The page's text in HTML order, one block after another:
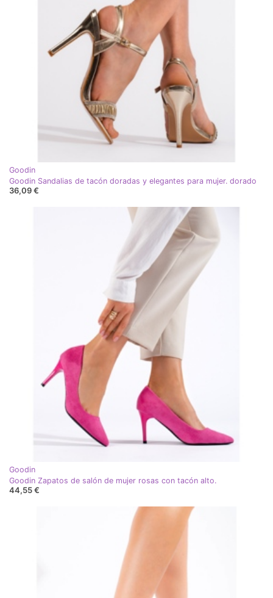
Goodin
Goodin Sandalias de tacón doradas y elegantes para mujer. dorado
36,09 €
Goodin
Goodin Zapatos de salón de mujer rosas con tacón alto.
44,55 €